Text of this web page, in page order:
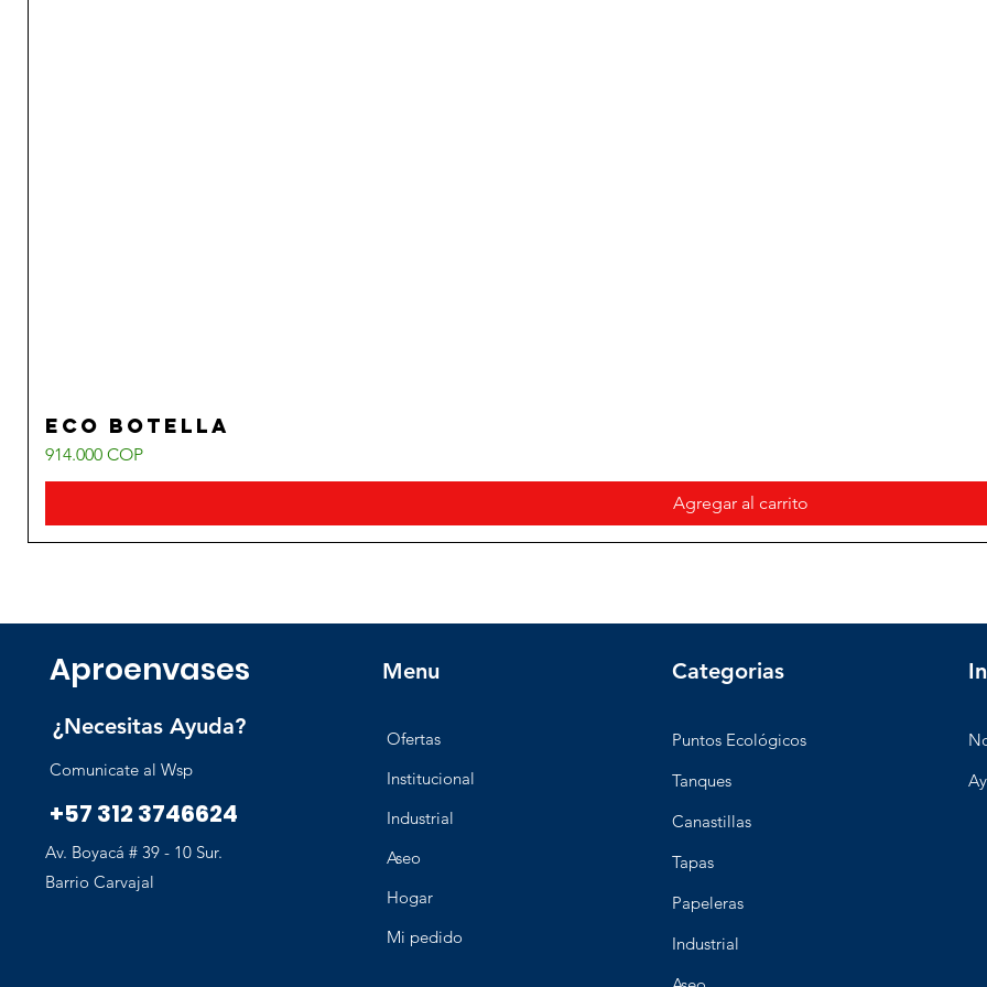
Eco Botella
Precio
914.000 COP
Agregar al carrito
Aproenvases
¿Necesitas Ayuda?
Comunicate al Wsp
+57 312 3746624
Av. Boyacá # 39 - 10 Sur.
Barrio Carvajal
Menu
Ofertas
Institucional
Industrial
Aseo
Hogar
Mi pedido
Categorias
Puntos Ecológicos
Tanques
Canastillas
Tapas
Papeleras
Industrial